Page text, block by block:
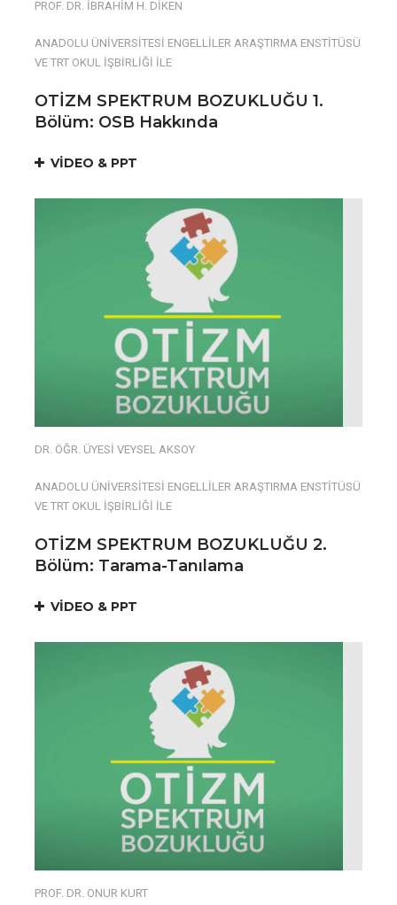
PROF. DR. İBRAHİM H. DİKEN
ANADOLU ÜNİVERSİTESİ ENGELLİLER ARAŞTIRMA ENSTİTÜSÜ
VE TRT OKUL İŞBİRLİĞİ İLE
OTİZM SPEKTRUM BOZUKLUĞU 1.
Bölüm: OSB Hakkında
VİDEO & PPT
DR. ÖĞR. ÜYESİ VEYSEL AKSOY
ANADOLU ÜNİVERSİTESİ ENGELLİLER ARAŞTIRMA ENSTİTÜSÜ
VE TRT OKUL İŞBİRLİĞİ İLE
OTİZM SPEKTRUM BOZUKLUĞU 2.
Bölüm: Tarama-Tanılama ​
VİDEO & PPT
PROF. DR. ONUR KURT